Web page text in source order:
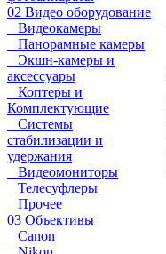
02 Видео оборудование
Видеокамеры
Панорамные камеры
Экшн-камеры и
аксессуары
Коптеры и
Комплектующие
Системы
стабилизации и
удержания
Видеомониторы
Телесуфлеры
Прочее
03 Объективы
Canon